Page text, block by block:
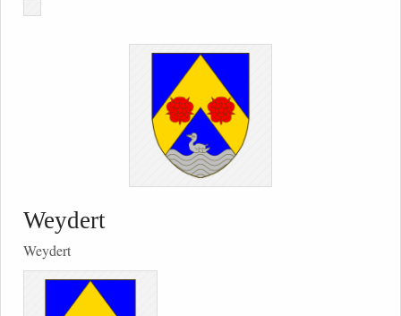
Weydert
Weydert